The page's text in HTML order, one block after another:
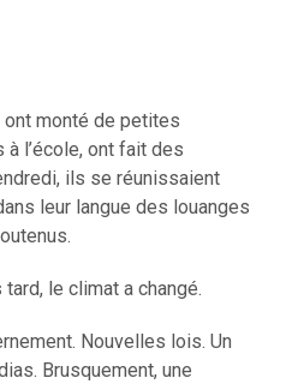
ont monté de petites
l’école, ont fait des
ils se réunissaient
leur langue des louanges
le climat a changé.
Nouvelles lois. Un
Brusquement, une